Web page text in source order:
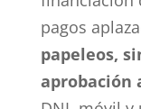
pagos
papeleos,
aprobación